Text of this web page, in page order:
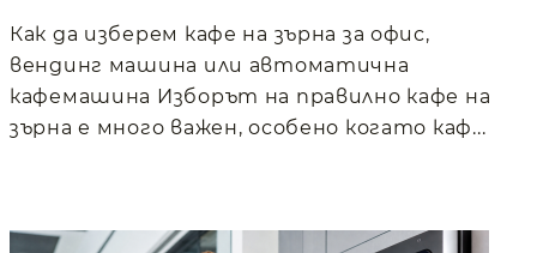
Как да изберем кафе на зърна за офис,
вендинг машина или автоматична
кафемашина Изборът на правилно кафе на
зърна е много важен, особено когато каф...